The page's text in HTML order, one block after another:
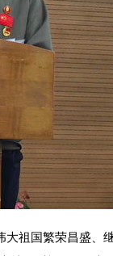
祖国繁荣昌盛、